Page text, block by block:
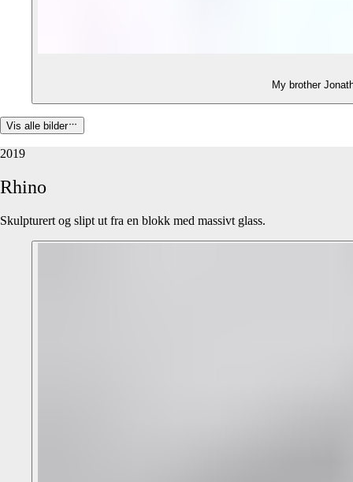
My brother
Vis alle bilder
2019
Rhino
Skulpturert og slipt ut fra en blokk med massivt glass.